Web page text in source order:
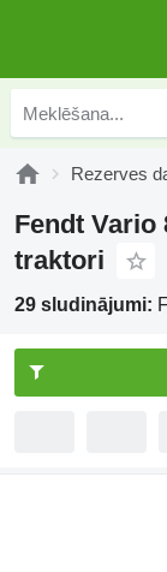
Rezerves
Fendt Vario
traktori
29 sludinājumi: